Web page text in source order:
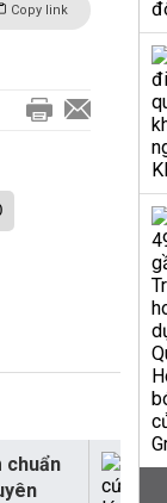
Copy link
chuẩn